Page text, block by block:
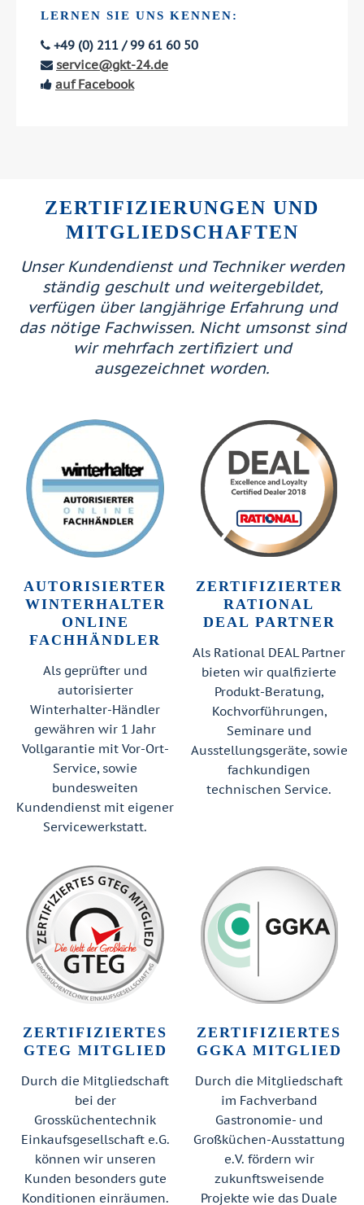
LERNEN SIE UNS KENNEN:
+49 (0) 211 / 99 61 60 50
service@gkt-24.de
auf Facebook
ZERTIFIZIERUNGEN UND
MITGLIEDSCHAFTEN
Unser Kundendienst und Techniker werden
ständig geschult und weitergebildet,
verfügen über langjährige Erfahrung und
das nötige Fachwissen. Nicht umsonst sind
wir mehrfach zertifiziert und
ausgezeichnet worden.
AUTORISIERTER
WINTERHALTER
ONLINE
FACHHÄNDLER
Als geprüfter und
autorisierter
Winterhalter-Händler
gewähren wir 1 Jahr
Vollgarantie mit Vor-Ort-
Service, sowie
bundesweiten
Kundendienst mit eigener
Servicewerkstatt.
ZERTIFIZIERTER
RATIONAL
DEAL PARTNER
Als Rational DEAL Partner
bieten wir qualfizierte
Produkt-Beratung,
Kochvorführungen,
Seminare und
Ausstellungsgeräte, sowie
fachkundigen
technischen Service.
ZERTIFIZIERTES
GTEG MITGLIED
Durch die Mitgliedschaft
bei der
Grossküchentechnik
Einkaufsgesellschaft e.G.
können wir unseren
Kunden besonders gute
Konditionen einräumen.
ZERTIFIZIERTES
GGKA MITGLIED
Durch die Mitgliedschaft
im Fachverband
Gastronomie- und
Großküchen-Ausstattung
e.V. fördern wir
zukunftsweisende
Projekte wie das Duale